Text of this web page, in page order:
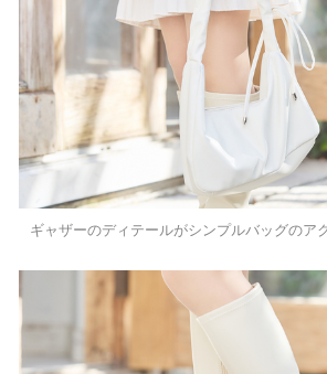
ギャザーのディテールがシンプルバッグのア